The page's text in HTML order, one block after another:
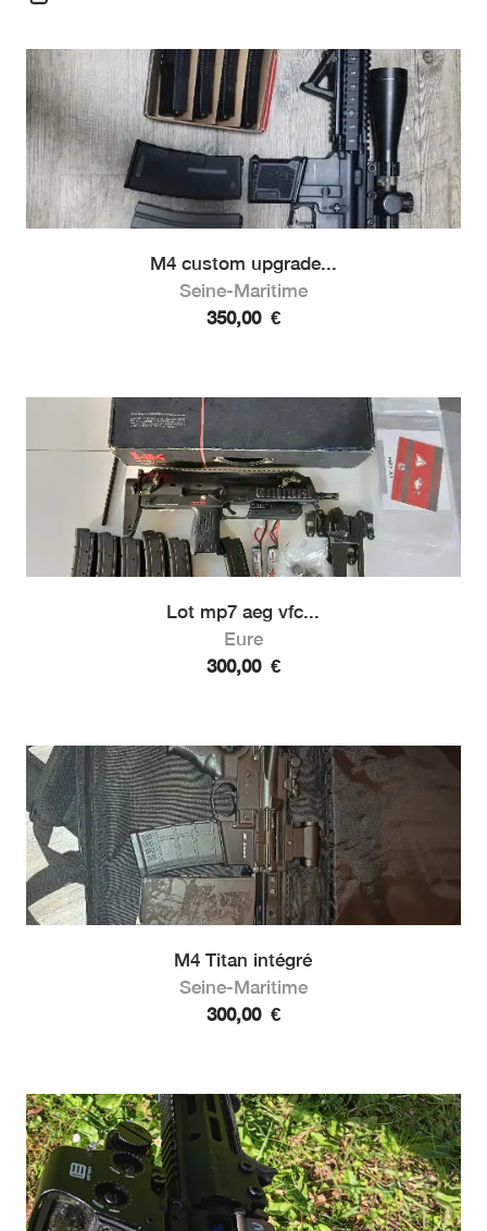
M4 custom upgrade...
Seine-Maritime
350,00 €
Lot mp7 aeg vfc...
Eure
300,00 €
M4 Titan intégré
Seine-Maritime
300,00 €